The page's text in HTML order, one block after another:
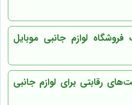
لوازم جانبی موبایل
رقابتی برای لوازم جانبی